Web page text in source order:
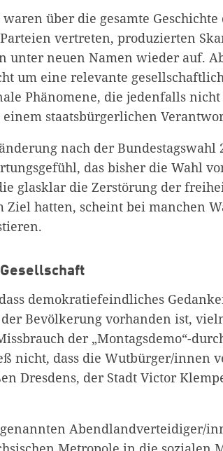
über die gesamte
vertreten, produzierten
unter neuen Namen wieder auf.
um eine relevante
Phänomene, die jedenfalls
staatsbürgerlichen
nach der Bundestagswahl
das bisher die Wahl
glasklar die Zerstörung der
hatten, scheint bei manchen
demokratiefeindliches
Bevölkerung vorhanden ist,
der „Montagsdemo“-
nicht, dass die Wutbürger/innen
Dresdens, der Stadt Victor
Abendlandverteidiger/